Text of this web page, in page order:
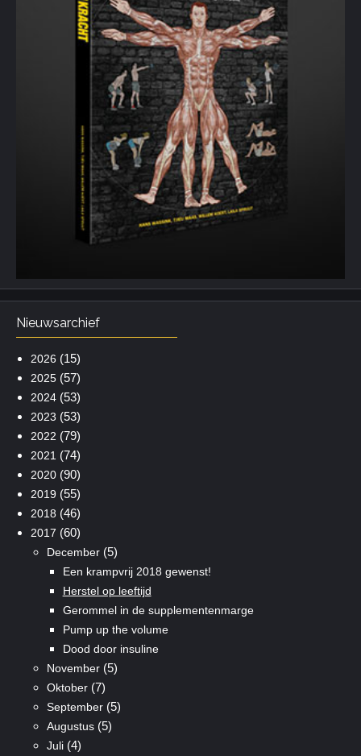
Nieuwsarchief
2026 (15)
2025(57)
2024(53)
2023 (53)
2022 (79)
2021 (74)
2020(90)
2019 (55)
2018 (46)
2017 (60)
December(5)
Een krampvrij 2018 gewenst!
Herstel op leeftijd
Gerommel in de supplementenmarge
Pump up the volume
Dood door insuline
November(5)
Oktober(7)
September(5)
Augustus(5)
Juli(4)